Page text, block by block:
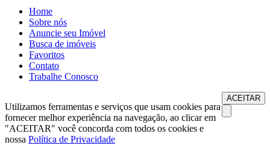
Home
Sobre nós
Anuncie seu Imóvel
Busca de imóveis
Favoritos
Contato
Trabalhe Conosco
Utilizamos ferramentas e serviços que usam cookies para
fornecer melhor experiência na navegação, ao clicar em
"ACEITAR" você concorda com todos os cookies e
nossa Política de Privacidade
ACEITAR